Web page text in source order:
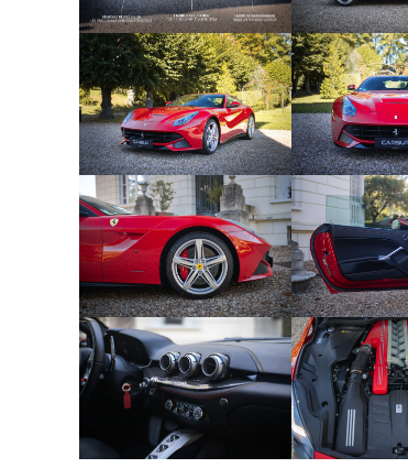
- MIR2- Rétroviseurs extérieurs
- PEXS- Bas de caisse look sport
- RPMY- Compte-tours en jaune
- RSFE- Sièges entièrement
- SPEC- Cavallino cousus main
- STC2- Surpiqûres couleur
- TPM0- Système de contrôle de